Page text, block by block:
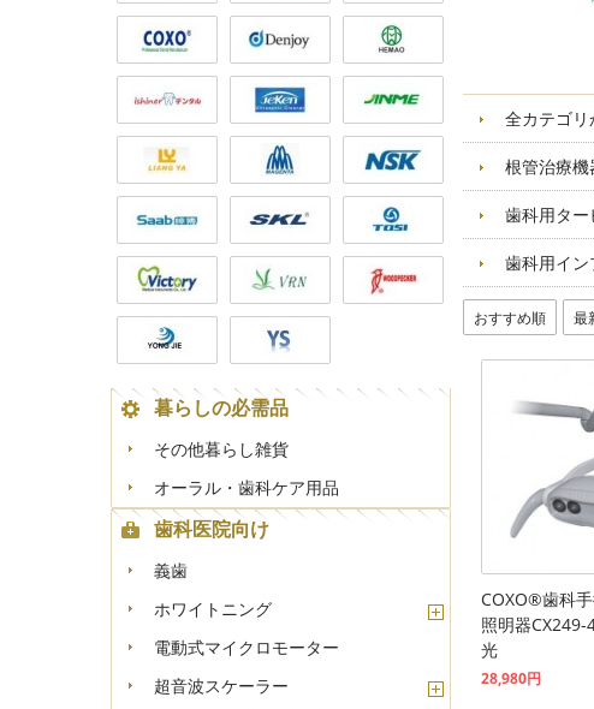
全カテゴリ
根管治療機
歯科用ター
歯科用イン
おすすめ順 最
COXO®歯科
照明器
光
28,980円
暮らしの必需品
その他暮らし雑貨
オーラル・歯科ケア用品
歯科医院向け
義歯
ホワイトニング
電動式マイクロモーター
超音波スケーラー